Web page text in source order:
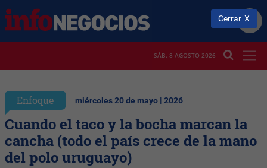
SÁB. 8 AGOSTO 2026
Enfoque miércoles 20 de mayo | 2026
Cuando el taco y la bocha marcan la
cancha (todo el país crece de la mano
del polo uruguayo)
Cerrar